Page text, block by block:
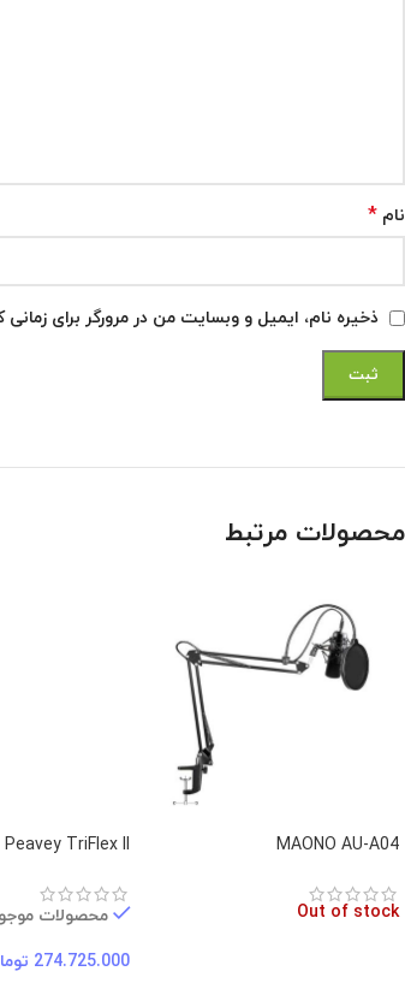
نام *
ذخیره نام، ایمیل و وبسایت من در مرورگر برای
محصولات مرتبط
MAONO AU-A04
Out of stock
Peavey TriFlex II
محصولات
274.725.000